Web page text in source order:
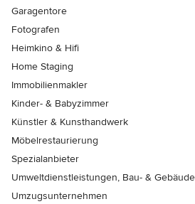
Garagentore
Fotografen
Heimkino & Hifi
Home Staging
Immobilienmakler
Kinder- & Babyzimmer
Künstler & Kunsthandwerk
Möbelrestaurierung
Spezialanbieter
Umweltdienstleistungen, Bau- &
Umzugsunternehmen